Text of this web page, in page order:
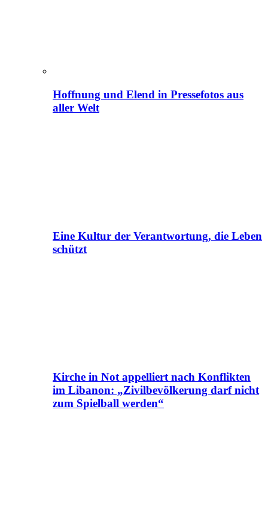
Hoffnung und Elend in Pressefotos aus
aller Welt
Eine Kultur der Verantwortung, die Leben
schützt
Kirche in Not appelliert nach Konflikten
im Libanon: „Zivilbevölkerung darf nicht
zum Spielball werden“